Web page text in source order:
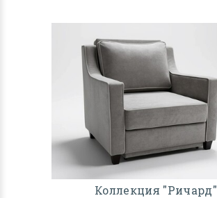
Коллекция "Ричард"